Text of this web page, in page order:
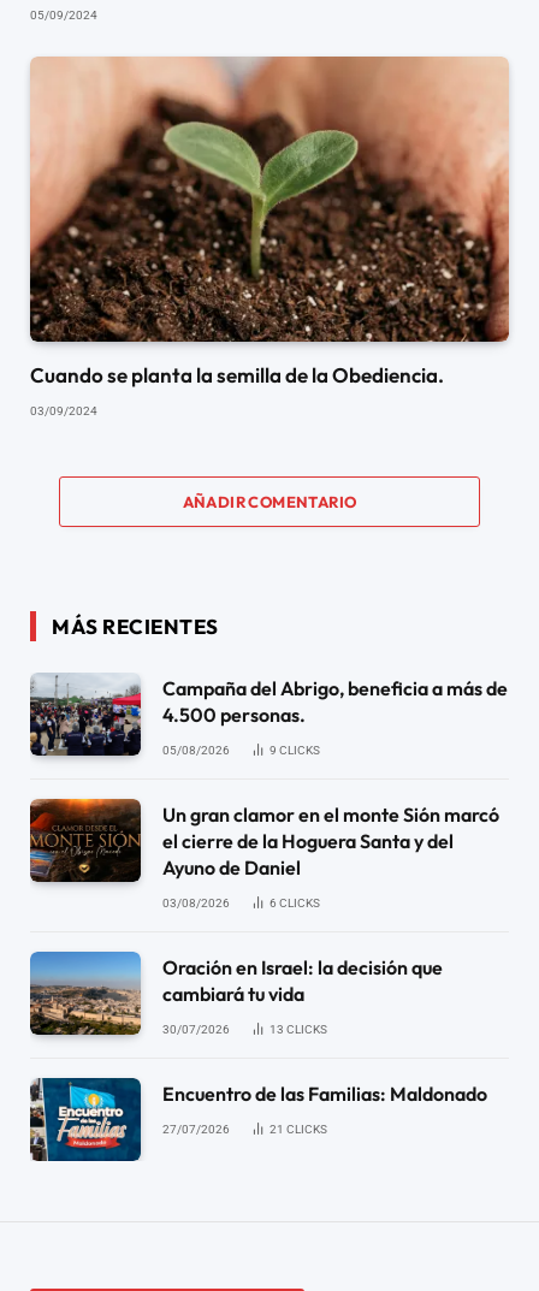
05/09/2024
Cuando se planta la semilla de la Obediencia.
03/09/2024
AÑADIR COMENTARIO
MÁS RECIENTES
Campaña del Abrigo, beneficia a más de
4.500 personas.
05/08/2026 9 CLICKS
Un gran clamor en el monte Sión marcó
el cierre de la Hoguera Santa y del
Ayuno de Daniel
03/08/2026 6 CLICKS
Oración en Israel: la decisión que
cambiará tu vida
30/07/2026 13 CLICKS
Encuentro de las Familias: Maldonado
27/07/2026 21 CLICKS